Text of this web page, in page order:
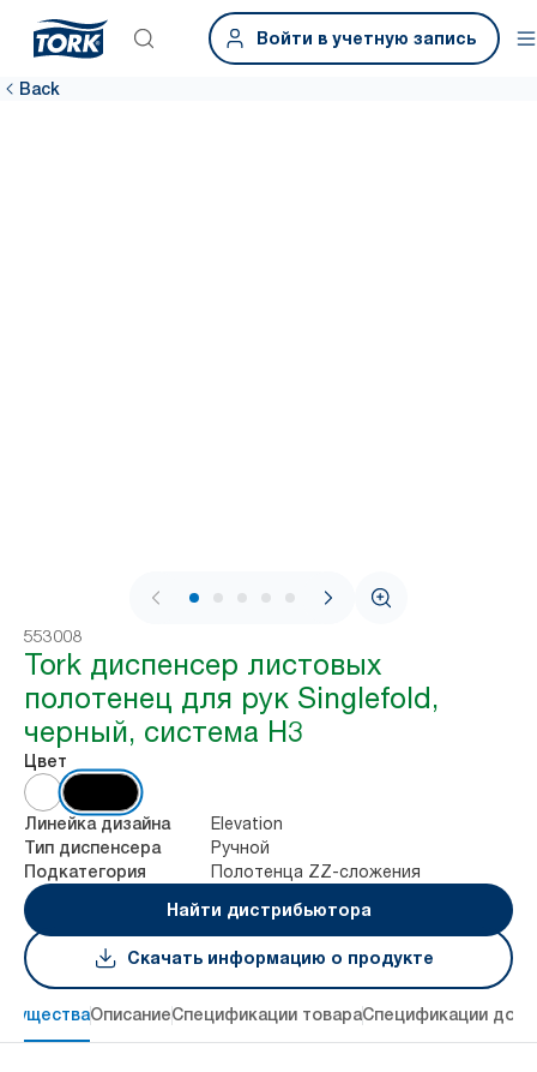
Войти в учетную запись
Back
1 / 8
553008
Tork диспенсер листовых
полотенец для рук Singlefold,
черный, система H3
Цвет
Линейка дизайна Elevation
Тип диспенсера Ручной
Подкатегория
Полотенца ZZ-сложения
Найти дистрибьютора
Скачать информацию о продукте
ОписаниеСпецификации товараСпецификации